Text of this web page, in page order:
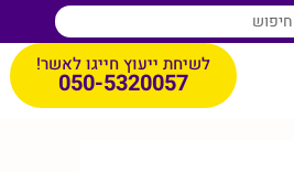
לשיחת ייעוץ חייגו לאשר!
050-5320057